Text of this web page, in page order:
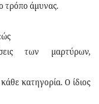
τρόπο άμυνας.
των μαρτύρων,
κατηγορία. Ο ίδιος